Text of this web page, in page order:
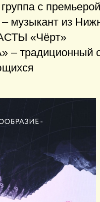
с
музыкант из
«Чёрт»
традиционный